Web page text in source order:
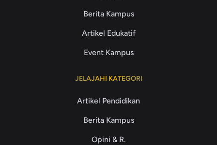
Berita Kampus
Artikel Edukatif
Event Kampus
JELAJAHI KATEGORI
Artikel Pendidikan
Berita Kampus
Opini & R.